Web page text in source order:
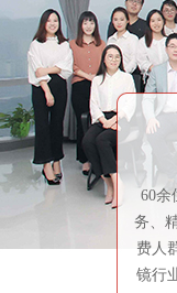
60余
务、
费人
镜行